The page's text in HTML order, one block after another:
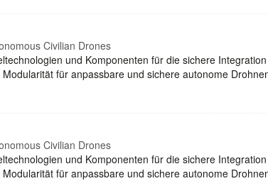
Civilian Drones
und Komponenten für die sichere
für anpassbare und sichere autonome
Civilian Drones
und Komponenten für die sichere
für anpassbare und sichere autonome